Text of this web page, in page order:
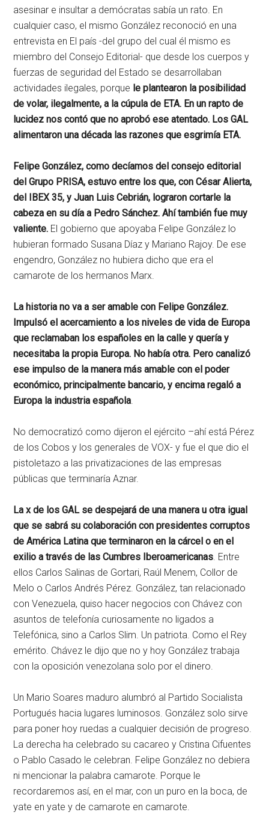
asesinar e insultar a demócratas sabía un rato. En
cualquier caso, el mismo González reconoció en una
entrevista en El país -del grupo del cual él mismo es
miembro del Consejo Editorial- que desde los cuerpos y
fuerzas de seguridad del Estado se desarrollaban
actividades ilegales, porque le plantearon la posibilidad
de volar, ilegalmente, a la cúpula de ETA. En un rapto de
lucidez nos contó que no aprobó ese atentado. Los GAL
alimentaron una década las razones que esgrimía ETA.
Felipe González, como decíamos del consejo editorial
del Grupo PRISA, estuvo entre los que, con César Alierta,
del IBEX 35, y Juan Luis Cebrián, lograron cortarle la
cabeza en su día a Pedro Sánchez. Ahí también fue muy
valiente. El gobierno que apoyaba Felipe González lo
hubieran formado Susana Díaz y Mariano Rajoy. De ese
engendro, González no hubiera dicho que era el
camarote de los hermanos Marx.
La historia no va a ser amable con Felipe González.
Impulsó el acercamiento a los niveles de vida de Europa
que reclamaban los españoles en la calle y quería y
necesitaba la propia Europa. No había otra. Pero canalizó
ese impulso de la manera más amable con el poder
económico, principalmente bancario, y encima regaló a
Europa la industria española.
No democratizó como dijeron el ejército –ahí está Pérez
de los Cobos y los generales de VOX- y fue el que dio el
pistoletazo a las privatizaciones de las empresas
públicas que terminaría Aznar.
La x de los GAL se despejará de una manera u otra igual
que se sabrá su colaboración con presidentes corruptos
de América Latina que terminaron en la cárcel o en el
exilio a través de las Cumbres Iberoamericanas. Entre
ellos Carlos Salinas de Gortari, Raúl Menem, Collor de
Melo o Carlos Andrés Pérez. González, tan relacionado
con Venezuela, quiso hacer negocios con Chávez con
asuntos de telefonía curiosamente no ligados a
Telefónica, sino a Carlos Slim. Un patriota. Como el Rey
emérito. Chávez le dijo que no y hoy González trabaja
con la oposición venezolana solo por el dinero.
Un Mario Soares maduro alumbró al Partido Socialista
Portugués hacia lugares luminosos. González solo sirve
para poner hoy ruedas a cualquier decisión de progreso.
La derecha ha celebrado su cacareo y Cristina Cifuentes
o Pablo Casado le celebran. Felipe González no debiera
ni mencionar la palabra camarote. Porque le
recordaremos así, en el mar, con un puro en la boca, de
yate en yate y de camarote en camarote.